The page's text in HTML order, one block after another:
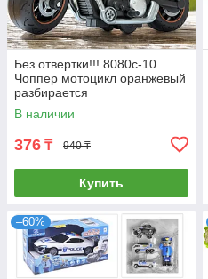
Без отвертки!!! 8080с-10
Чоппер мотоцикл оранжевый
разбирается
В наличии
376 ₸ 940 ₸
Купить
–60%